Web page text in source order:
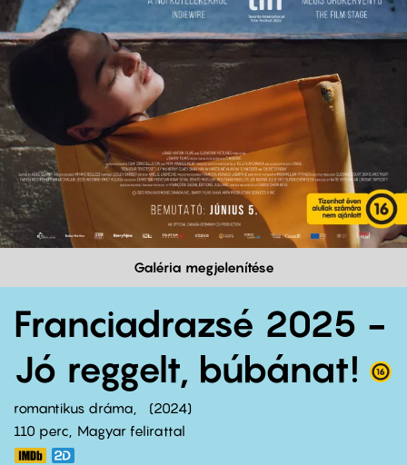
Galéria megjelenítése
Franciadrazsé 2025 -
Jó reggelt, búbánat!
romantikus dráma
2024
110 perc,
Magyar felirattal